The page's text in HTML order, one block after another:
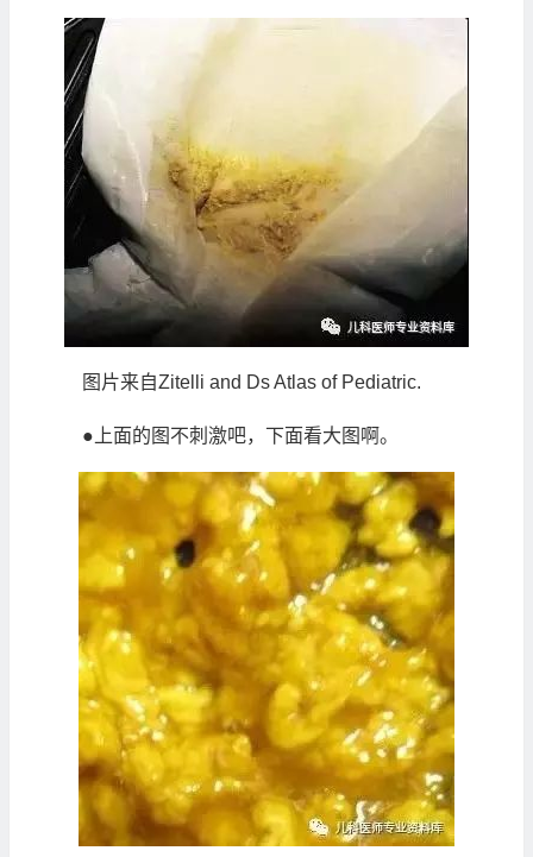
图片来自Zitelli and Ds Atlas of Pediatric.
●上面的图不刺激吧，下面看大图啊。